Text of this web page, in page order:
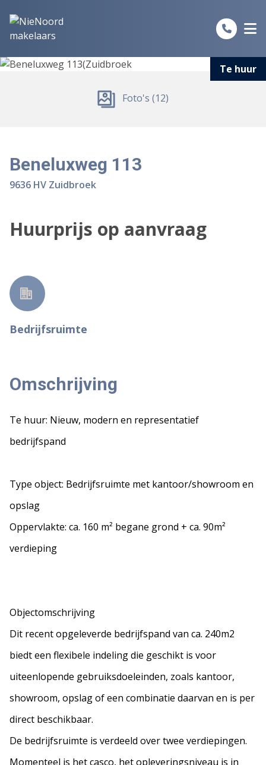
Te huur
Foto's (12)
Beneluxweg 113
9636 HV Zuidbroek
Huurprijs op aanvraag
Bedrijfsruimte
Omschrijving
Te huur: Nieuw, modern en representatief
bedrijfspand
Type object: Bedrijfsruimte met kantoor/showroom en
opslag
Oppervlakte: ca. 160 m² begane grond + ca. 90m²
verdieping
Objectomschrijving
Dit recent opgeleverde bedrijfspand van ca. 240m2
biedt een flexibele indeling die geschikt is voor
uiteenlopende gebruiksdoeleinden, zoals kantoor,
showroom, opslag of een combinatie daarvan en is per
direct beschikbaar.
De bedrijfsruimte is verdeeld over twee verdiepingen.
Momenteel is het casco, het opleveringsniveau is in